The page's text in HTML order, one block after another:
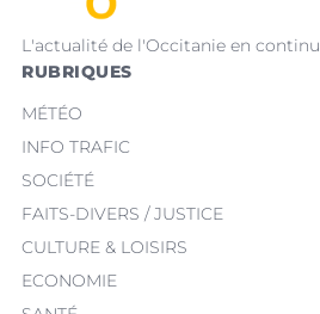
L'actualité de l'Occitanie en continu
RUBRIQUES
MÉTÉO
INFO TRAFIC
SOCIÉTÉ
FAITS-DIVERS / JUSTICE
CULTURE & LOISIRS
ECONOMIE